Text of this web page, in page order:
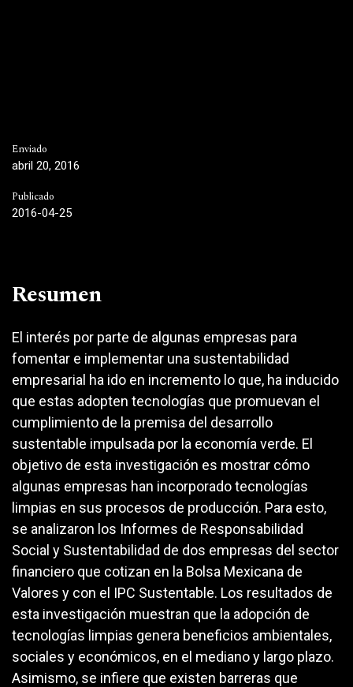
Enviado
abril 20, 2016
Publicado
2016-04-25
Resumen
El interés por parte de algunas empresas para
fomentar e implementar una sustentabilidad
empresarial ha ido en incremento lo que, ha inducido
que estas adopten tecnologías que promuevan el
cumplimiento de la premisa del desarrollo
sustentable impulsada por la economía verde. El
objetivo de esta investigación es mostrar cómo
algunas empresas han incorporado tecnologías
limpias en sus procesos de producción. Para esto,
se analizaron los Informes de Responsabilidad
Social y Sustentabilidad de dos empresas del sector
financiero que cotizan en la Bolsa Mexicana de
Valores y con el IPC Sustentable. Los resultados de
esta investigación muestran que la adopción de
tecnologías limpias genera beneficios ambientales,
sociales y económicos, en el mediano y largo plazo.
Asimismo, se infiere que existen barreras que